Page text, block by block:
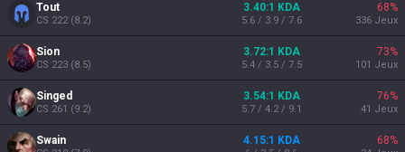
Tout
CS 222(8.2)
3.40:1 KDA
5.6 / 3.9 / 7.6
68%
336 Jeux
Sion
CS 223 (8.5)
3.72:1 KDA
5.4 / 3.5 / 7.5
73%
101 Jeux
Singed
CS 261 (9.2)
3.54:1 KDA
5.7 / 4.2 / 9.1
76%
41 Jeux
Swain 4.15:1 KDA 68%